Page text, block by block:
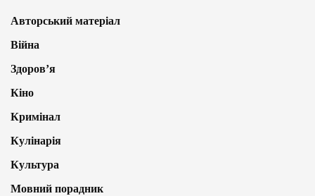
Авторський матеріал
Війна
Здоров’я
Кіно
Кримінал
Кулінарія
Культура
Мовний порадник